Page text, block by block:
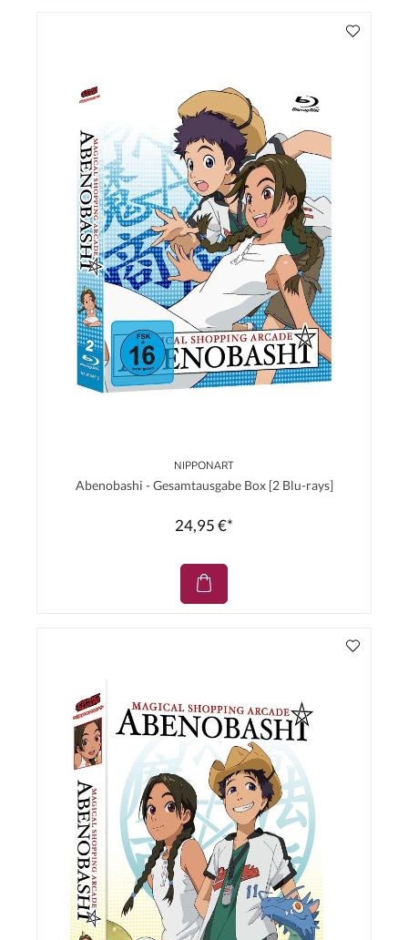
NIPPONART
Abenobashi - Gesamtausgabe Box [2 Blu-rays]
24,95 €*